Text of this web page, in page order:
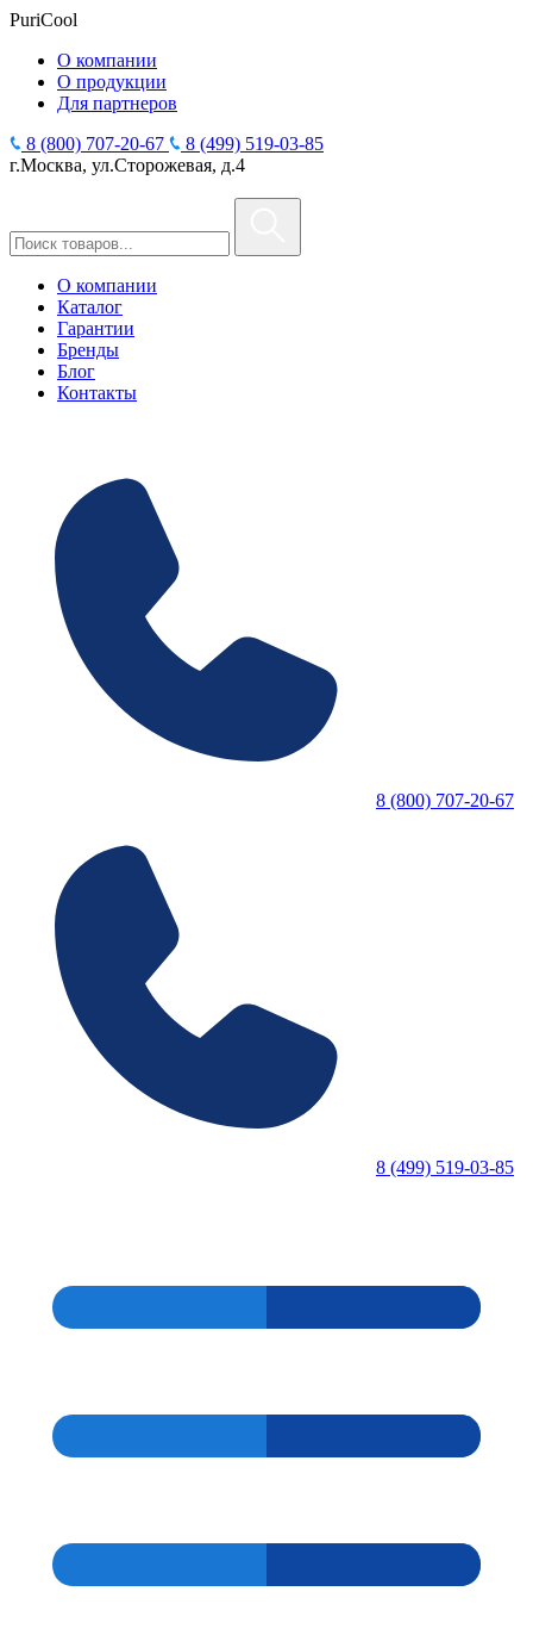
PuriCool
О компании
О продукции
Для партнеров
8 (800) 707-20-67
8 (499) 519-03-85
г.Москва, ул.Сторожевая, д.4
О компании
Каталог
Гарантии
Бренды
Блог
Контакты
8 (800) 707-20-67
8 (499) 519-03-85